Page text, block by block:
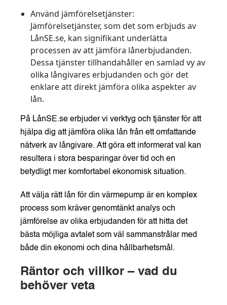
Använd jämförelsetjänster:
Jämförelsetjänster, som det som erbjuds av
LånSE.se, kan signifikant underlätta
processen av att jämföra lånerbjudanden.
Dessa tjänster tillhandahåller en samlad vy av
olika långivares erbjudanden och gör det
enklare att direkt jämföra olika aspekter av
lån.
På LånSE.se erbjuder vi verktyg och tjänster för att
hjälpa dig att jämföra olika lån från ett omfattande
nätverk av långivare. Att göra ett informerat val kan
resultera i stora besparingar över tid och en
betydligt mer komfortabel ekonomisk situation.
Att välja rätt lån för din värmepump är en komplex
process som kräver genomtänkt analys och
jämförelse av olika erbjudanden för att hitta det
bästa möjliga avtalet som väl sammanstrålar med
både din ekonomi och dina hållbarhetsmål.
Räntor och villkor – vad du
behöver veta